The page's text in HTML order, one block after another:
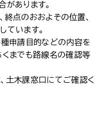
あります。
点のおおよその位置、
ています。
種申請目的などの内容を
くまでも路線名の確認等
土木課窓口にてご確認く